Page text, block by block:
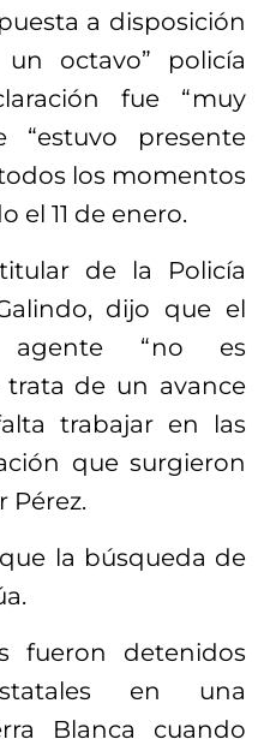
a disposición
octavo” policía
fue “muy
“estuvo presente
los momentos
el 11 de enero.
de la Policía
dijo que el
agente “no es
trata de un avance
trabajar en las
que surgieron
Pérez.
la búsqueda de
fueron detenidos
en una
Blanca cuando